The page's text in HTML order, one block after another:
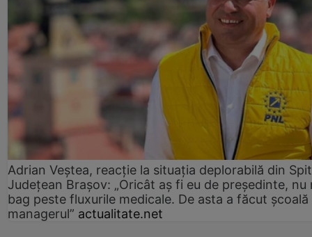
Adrian Veștea, reacție la situația deplorabilă din
Județean Brașov: „Oricât aș fi eu de președinte, nu
bag peste fluxurile medicale. De asta a făcut școală
managerul” actualitate.net